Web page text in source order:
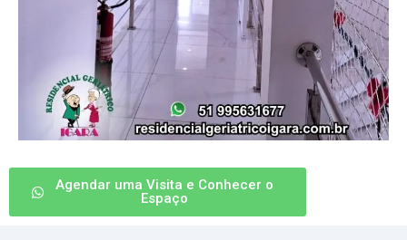
Agendar uma Visita e Conhecer o
Espaço